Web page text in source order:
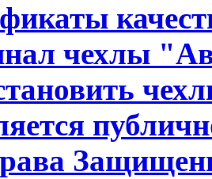
чехлы